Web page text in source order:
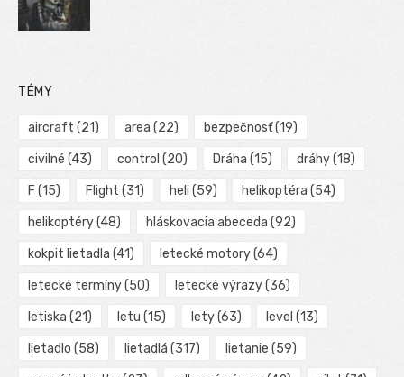
TÉMY
aircraft (21) area (22) bezpečnosť(19)
civilné (43) control (20) Dráha (15) dráhy(18)
F (15) Flight (31) heli (59) helikoptéra (54)
helikoptéry(48) hláskovacia abeceda (92)
kokpit lietadla (41) letecké motory(64)
letecké termíny(50) letecké výrazy(36)
letiska (21) letu (15) lety(63) level (13)
lietadlo (58) lietadlá (317) lietanie (59)